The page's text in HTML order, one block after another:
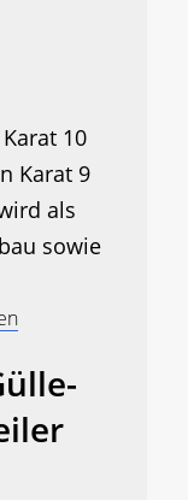
10
Karat 9
als
sowie